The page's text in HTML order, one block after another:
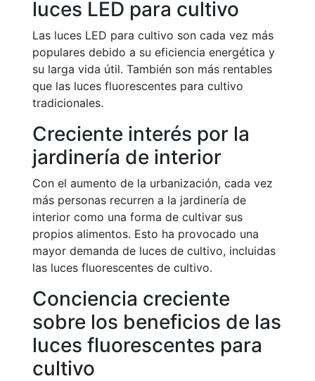
luces LED para cultivo
Las luces LED para cultivo son cada vez más
populares debido a su eficiencia energética y
su larga vida útil. También son más rentables
que las luces fluorescentes para cultivo
tradicionales.
Creciente interés por la
jardinería de interior
Con el aumento de la urbanización, cada vez
más personas recurren a la jardinería de
interior como una forma de cultivar sus
propios alimentos. Esto ha provocado una
mayor demanda de luces de cultivo, incluidas
las luces fluorescentes de cultivo.
Conciencia creciente
sobre los beneficios de las
luces fluorescentes para
cultivo